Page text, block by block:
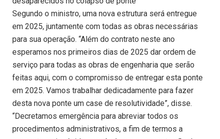
Segundo o ministro, uma nova estrutura será entregue
em 2025, juntamente com todas as obras necessárias
para sua operação. “Além do contrato neste ano
esperamos nos primeiros dias de 2025 dar ordem de
serviço para todas as obras de engenharia que serão
feitas aqui, com o compromisso de entregar esta ponte
em 2025. Vamos trabalhar dedicadamente para fazer
desta nova ponte um case de resolutividade”, disse.
“Decretamos emergência para abreviar todos os
procedimentos administrativos, a fim de termos a